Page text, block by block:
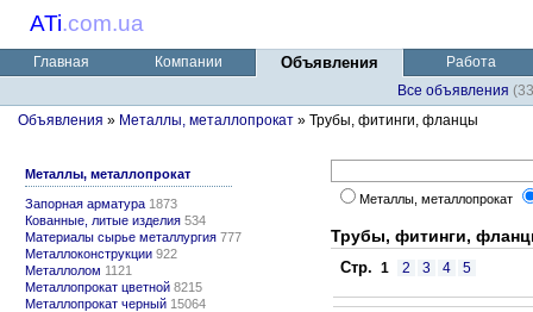
ATi.com.ua
Главная Компании Объявления
Работа
Все объявления
Объявления » Металлы, металлопрокат » Трубы, фитинги, фланцы
Металлы, металлопрокат
Запорная арматура 1873
Кованные, литые изделия 534
Материалы сырье металлургия 777
Металлоконструкции 922
Металлолом 1121
Металлопрокат цветной 8215
Металлопрокат черный 15064
Металлы, металлопрокат
Трубы, фитинги,
Стр. 1 2 3 4 5